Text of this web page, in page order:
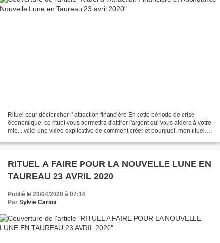
Rituel pour déclencher l' attraction financière En cette période de crise
économique, ce rituel vous permettra d'attirer l'argent qui vous aidera à votre
mie... voici une video explicative de comment créer et pourquoi, mon rituel
RITUEL A FAIRE POUR LA NOUVELLE LUNE EN
TAUREAU 23 AVRIL 2020
Publié le 23/04/2020 à 07:14
Par Sylvie Cariou